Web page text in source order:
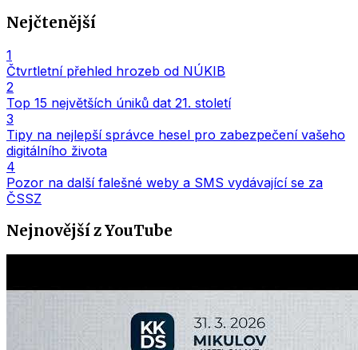
Nejčtenější
1
Čtvrtletní přehled hrozeb od NÚKIB
2
Top 15 největších úniků dat 21. století
3
Tipy na nejlepší správce hesel pro zabezpečení vašeho
digitálního života
4
Pozor na další falešné weby a SMS vydávající se za
ČSSZ
Nejnovější z YouTube